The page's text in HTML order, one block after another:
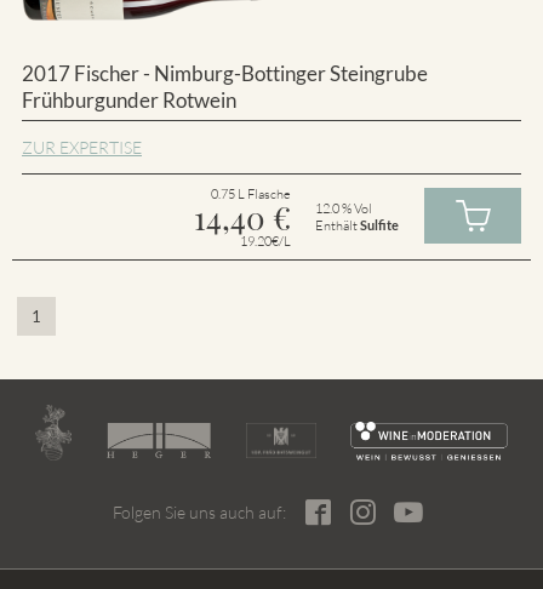
2017 Fischer - Nimburg-Bottinger Steingrube
Frühburgunder Rotwein
ZUR EXPERTISE
0.75 L Flasche
14,40 €
19.20€/L
12.0 % Vol
EnthältSulfite
1
Folgen Sie uns auch auf: